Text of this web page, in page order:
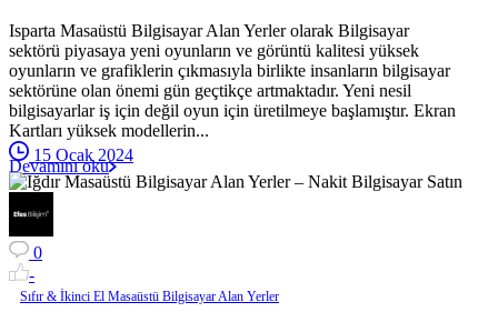
Isparta Masaüstü Bilgisayar Alan Yerler olarak Bilgisayar
sektörü piyasaya yeni oyunların ve görüntü kalitesi yüksek
oyunların ve grafiklerin çıkmasıyla birlikte insanların bilgisayar
sektörüne olan önemi gün geçtikçe artmaktadır. Yeni nesil
bilgisayarlar iş için değil oyun için üretilmeye başlamıştır. Ekran
Kartları yüksek modellerin...
15 Ocak 2024
Devamını oku
0
-
Sıfır & İkinci El Masaüstü Bilgisayar Alan Yerler